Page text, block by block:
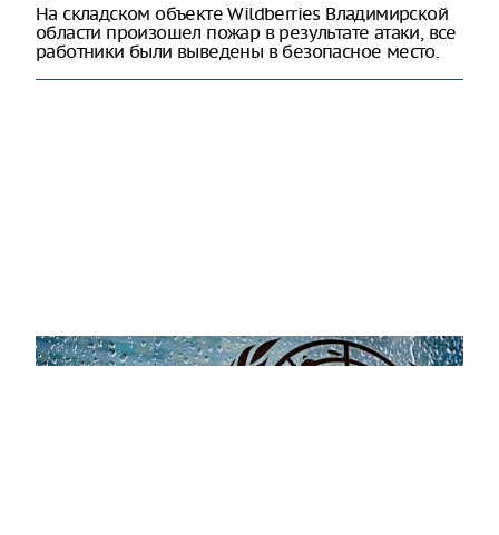
На складском объекте Wildberries Владимирской
области произошел пожар в результате атаки, все
работники были выведены в безопасное место.